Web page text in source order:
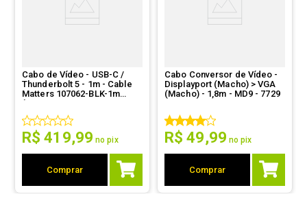
Enviado há6 anos
Cumpre o esperado
Essa avaliação foi útil? 0 0
Cabo de Vídeo - USB-C /
Thunderbolt 5 - 1m - Cable
Matters 107062-BLK-1m
(Preto, 4K @ 540Hz, PD
240W)
R$ 419,99 no pix
Comprar
Cabo Conversor de Vídeo -
Displayport (Macho) > VGA
(Macho) - 1,8m - MD9 - 7729
R$ 49,99 no pix
Comprar